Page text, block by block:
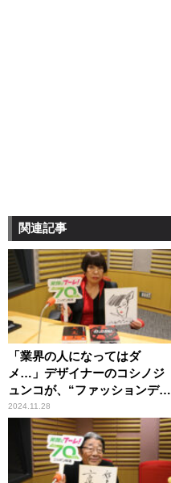
関連記事
「業界の人になってはダ
メ…」デザイナーのコシノジ
ュンコが、“ファッションデザ
イナー”を名乗らないワケ
2024.11.28